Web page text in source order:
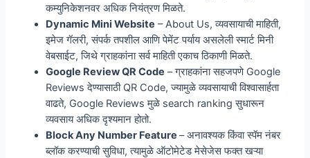
कम्युनिकेशनवर अधिक नियंत्रण मिळते.
Dynamic Mini Website – About Us, व्यवसायाची माहिती,
इमेज गॅलरी, संपर्क तपशील आणि पेमेंट पर्याय असलेली स्मार्ट मिनी
वेबसाईट, जिथे ग्राहकांना सर्व माहिती एकाच ठिकाणी मिळते.
Google Review QR Code – ग्राहकांना सहजपणे Google
Reviews देण्यासाठी QR Code, ज्यामुळे व्यवसायाची विश्वासार्हता
वाढते, Google Reviews मुळे search ranking सुधारून
व्यवसाय अधिक दृश्यमान होतो.
Block Any Number Feature– अनावश्यक किंवा स्पॅम नंबर
ब्लॉक करण्याची सुविधा, त्यामुळे ऑटोमेटेड मेसेजेस फक्त खऱ्या